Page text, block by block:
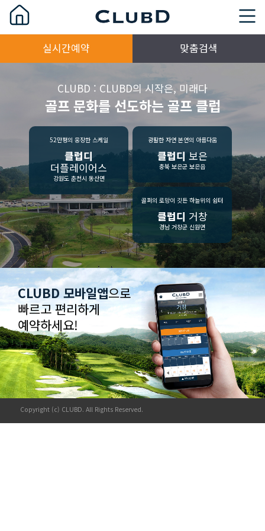
실시간예약 맞춤검색
CLUBD : CLUBD의 시작은, 미래다
골프 문화를 선도하는 골프 클럽
52만평의 웅장한 스케일
클럽디
더플레이어스
강원도 춘천시 동산면
광활한 자연 본연의 아름다움
클럽디 보은
충북 보은군 보은읍
골퍼의 로망이 깃든 하늘위의 쉼터
클럽디 거창
경남 거창군 신원면
CLUBD 모바일앱으로
빠르고 편리하게
예약하세요!
Copyright (c) CLUBD. All Rights Reserved.